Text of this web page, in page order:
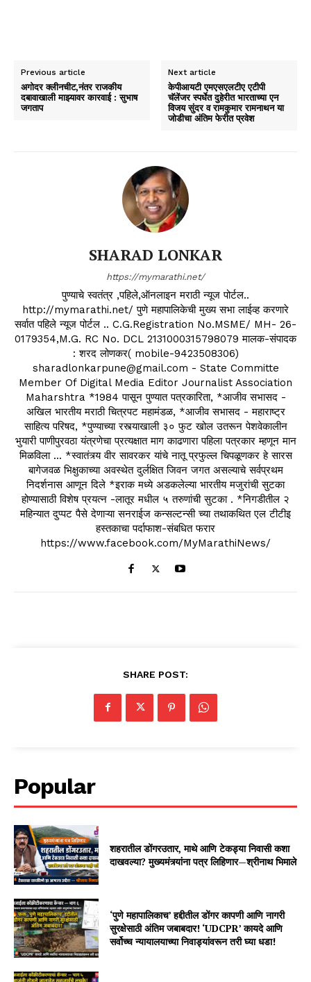
Previous article
अगोदर क्लीनचीट,नंतर राजकीय
दबावाखाली माझ्यावर कारवाई : सुभाष
जगताप
Next article
केपीआयटी एमएसएलटीए एटीपी
चॅलेंजर स्पर्धेत दुहेरीत भारताच्या एन
विजय सुंदर व रामकुमार रामनाथन या
जोडीचा अंतिम फेरीत प्रवेश
SHARAD LONKAR
https://mymarathi.net/
पुण्याचे स्वतंत्र ,पहिले,ऑनलाइन मराठी न्यूज पोर्टल..
http://mymarathi.net/ पुणे महापालिकेची मुख्य सभा लाईव्ह करणारे
सर्वात पहिले न्यूज पोर्टल .. C.G.Registration No.MSME/ MH- 26-
0179354,M.G. RC No. DCL 2131000315798079 मालक-संपादक
: शरद लोणकर( mobile-9423508306)
sharadlonkarpune@gmail.com - State Committe
Member Of Digital Media Editor Journalist Association
Maharshtra *1984 पासून पुण्यात पत्रकारिता, *आजीव सभासद -
अखिल भारतीय मराठी चित्रपट महामंडळ, *आजीव सभासद - महाराष्ट्र
साहित्य परिषद, *पुण्याच्या रस्त्याखाली ३० फुट खोल उतरून पेशवेकालीन
भुयारी पाणीपुरवठा यंत्रणेचा प्रत्यक्षात माग काढणारा पहिला पत्रकार म्हणून मान
मिळविला ... *स्वातंत्र्य वीर सावरकर यांचे नातू प्रफुल्ल चिपळूणकर हे सारस
बागेजवळ भिक्षुकाच्या अवस्थेत दुर्लक्षित जिवन जगत असल्याचे सर्वप्रथम
निदर्शनास आणून दिले *इराक मध्ये अडकलेल्या भारतीय मजुरांची सुटका
होण्यासाठी विशेष प्रयत्न -लातूर मधील ५ तरुणांची सुटका . *निगडीतील २
महिन्यात दुप्पट पैसे देणाऱ्या सनराईज कन्सल्टन्सी च्या तथाकथित एल टीटीइ
हस्तकाचा पर्दाफाश-संबधित फरार
https://www.facebook.com/MyMarathiNews/
SHARE POST:
Popular
शहरातील डोंगरउतार, माथे आणि टेकड्या निवासी कशा
दाखवल्या? मुख्यमंत्र्यांना पत्र लिहिणार—श्रीनाथ भिमाले
‘पुणे महापालिकाच’ हद्दीतील डोंगर कापणी आणि नागरी
सुरक्षेसाठी अंतिम जबाबदार! ‘UDCPR’ कायदे आणि
सर्वोच्च न्यायालयाच्या निवाड्यांवरून तरी घ्या धडा!